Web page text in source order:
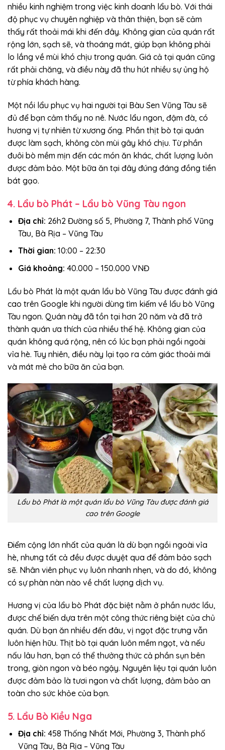
nhiều kinh nghiệm trong việc kinh doanh lẩu bò. Với thái
độ phục vụ chuyên nghiệp và thân thiện, bạn sẽ cảm
thấy rất thoải mái khi đến đây. Không gian của quán rất
rộng lớn, sạch sẽ, và thoáng mát, giúp bạn không phải
lo lắng về mùi khó chịu trong quán. Giá cả tại quán cũng
rất phải chăng, và điều này đã thu hút nhiều sự ủng hộ
từ phía khách hàng.
Một nồi lẩu phục vụ hai người tại Bàu Sen Vũng Tàu sẽ
đủ để bạn cảm thấy no nê. Nước lẩu ngon, đậm đà, có
hương vị tự nhiên từ xương ống. Phần thịt bò tại quán
được làm sạch, không còn mùi gây khó chịu. Từ phần
đuôi bò mềm mịn đến các món ăn khác, chất lượng luôn
được đảm bảo. Một bữa ăn tại đây đúng đáng đồng tiền
bát gạo.
4. Lẩu bò Phát – Lẩu bò Vũng Tàu ngon
Địa chỉ: 26h2 Đường số 5, Phường 7, Thành phố Vũng
Tàu, Bà Rịa – Vũng Tàu
Thời gian: 10:00 – 22:30
Giá khoảng: 40.000 – 150.000 VNĐ
Lẩu bò Phát là một quán lẩu bò Vũng Tàu được đánh giá
cao trên Google khi người dùng tìm kiếm về lẩu bò Vũng
Tàu ngon. Quán này đã tồn tại hơn 20 năm và đã trở
thành quán ưa thích của nhiều thế hệ. Không gian của
quán không quá rộng, nên có lúc bạn phải ngồi ngoài
vỉa hè. Tuy nhiên, điều này lại tạo ra cảm giác thoải mái
và mát mẻ cho bữa ăn của bạn.
Lẩu bò Phát là một quán lẩu bò Vũng Tàu được đánh giá
cao trên Google
Điểm cộng lớn nhất của quán là dù bạn ngồi ngoài vỉa
hè, nhưng tất cả đều được duyệt qua để đảm bảo sạch
sẽ. Nhân viên phục vụ luôn nhanh nhẹn, và do đó, không
có sự phàn nàn nào về chất lượng dịch vụ.
Hương vị của lẩu bò Phát đặc biệt nằm ở phần nước lẩu,
được chế biến dựa trên một công thức riêng biệt của chủ
quán. Dù bạn ăn nhiều đến đâu, vị ngọt đặc trưng vẫn
luôn hiện hữu. Thịt bò tại quán luôn mềm ngọt, và nếu
nấu lâu hơn, bạn có thể thưởng thức cả phần sụn bên
trong, giòn ngon và béo ngậy. Nguyên liệu tại quán luôn
được đảm bảo là tươi ngon và chất lượng, đảm bảo an
toàn cho sức khỏe của bạn.
5. Lẩu Bò Kiều Nga
Địa chỉ: 458 Thống Nhất Mới, Phường 3, Thành phố
Vũng Tàu, Bà Rịa – Vũng Tàu